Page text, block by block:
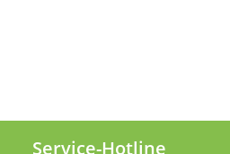
Service-Hotline